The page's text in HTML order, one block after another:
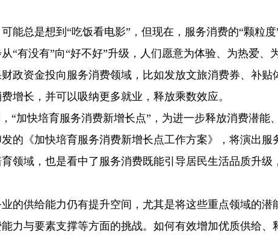
能总是想到“吃饭看电影”，但现在，服务消费的“颗粒度
“有没有”向“好不好”升级，人们愿意为体验、为热爱、
政资金投向服务消费领域，比如发放文旅消费券、补贴
增长，并可以吸纳更多就业，释放乘数效应。
“加快培育服务消费新增长点”，为进一步释放消费潜能
的《加快培育服务消费新增长点工作方案》，将演出服
领域，也是看中了服务消费既能引导居民生活品质升级
的供给能力仍有提升空间，尤其是将这些重点领域的潜
力与要素支撑等方面的挑战。如何有效增加优质供给、